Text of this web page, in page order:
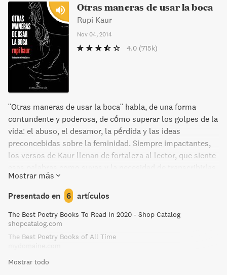
Otras maneras de usar la boca
Rupi Kaur
Nov 04, 2014
4.0 (715k)
"Otras maneras de usar la boca" habla, de una forma
contundente y poderosa, de cómo superar los golpes de la
vida: el abuso, el desamor, la pérdida y las ideas
preconcebidas sobre la feminidad. Siempre impactantes,
los versos de Kaur llenan de fortaleza al lector, que siente
y compartirlas.
Mostrar más
Presentado en 6 artículos
The Best Poetry Books To Read In 2020 - Shop Catalog
shopcatalog.com
The Best Poetry Books of All Time
Mostrar todo